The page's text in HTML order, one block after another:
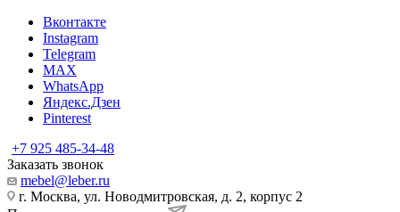
Вконтакте
Instagram
Telegram
MAX
WhatsApp
Яндекс.Дзен
Pinterest
+7 925 485-34-48
Заказать звонок
mebel@leber.ru
г. Москва, ул. Новодмитровская, д. 2, корпус 2